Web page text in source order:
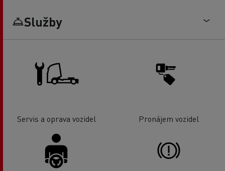
Služby
Servis a oprava vozidel Pronájem vozidel